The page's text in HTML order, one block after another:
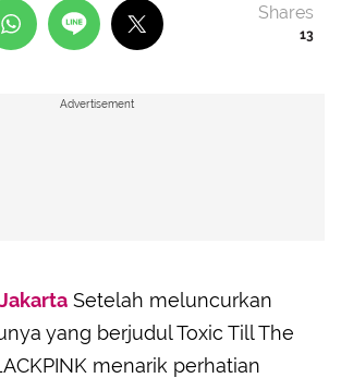
13
Shares
Advertisement
Setelah meluncurkan
yang berjudul Toxic Till The
menarik perhatian